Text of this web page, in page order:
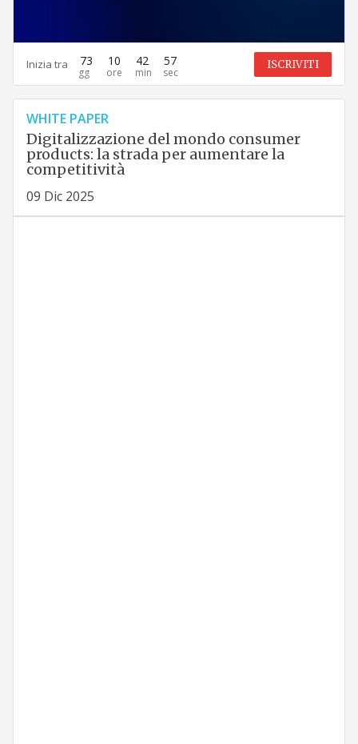
Inizia tra 73 10 42 56 ISCRIVITI
WHITE PAPER
Digitalizzazione del mondo consumer
products: la strada per aumentare la
competitività
09 Dic 2025